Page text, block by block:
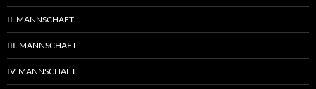
II. MANNSCHAFT
III. MANNSCHAFT
IV. MANNSCHAFT